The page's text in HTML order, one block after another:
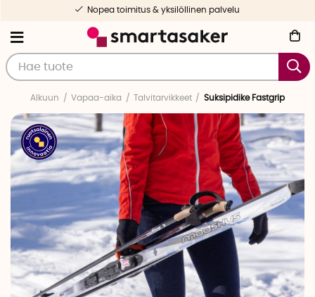
Nopea toimitus & yksilöllinen palvelu
Alkuun Vapaa-aika Talvitarvikkeet Suksipidike Fastgrip